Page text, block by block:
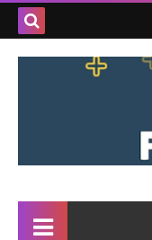
بحث